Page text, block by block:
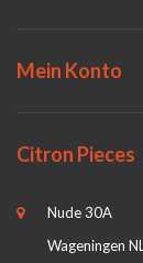
Mein Konto
Citron Pieces
Nude 30A
Wageningen NL